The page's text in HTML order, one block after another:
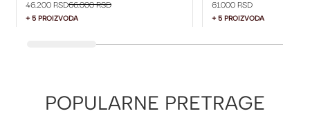
46.200 RSD66.000 RSD
+ 5 PROIZVODA
61.000 RSD
+ 5 PROIZVODA
POPULARNE PRETRAGE